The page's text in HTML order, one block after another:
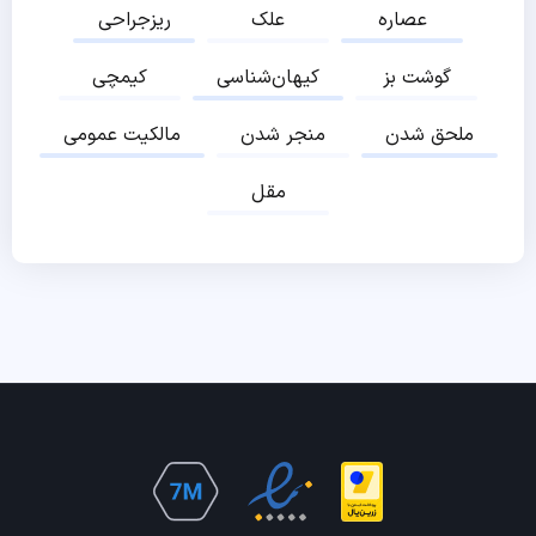
ریزجراحی
علک
عصاره
کیمچی
کیهان‌شناسی
گوشت بز
مالکیت عمومی
منجر شدن
ملحق شدن
مقل